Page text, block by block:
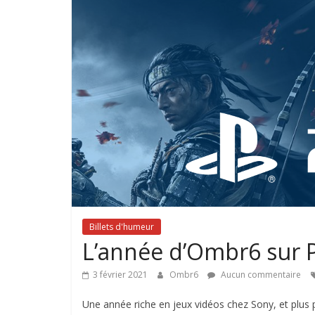
Billets d'humeur
L’année d’Ombr6 sur
3 février 2021 Ombr6 Aucun commentaire
Une année riche en jeux vidéos chez Sony, et